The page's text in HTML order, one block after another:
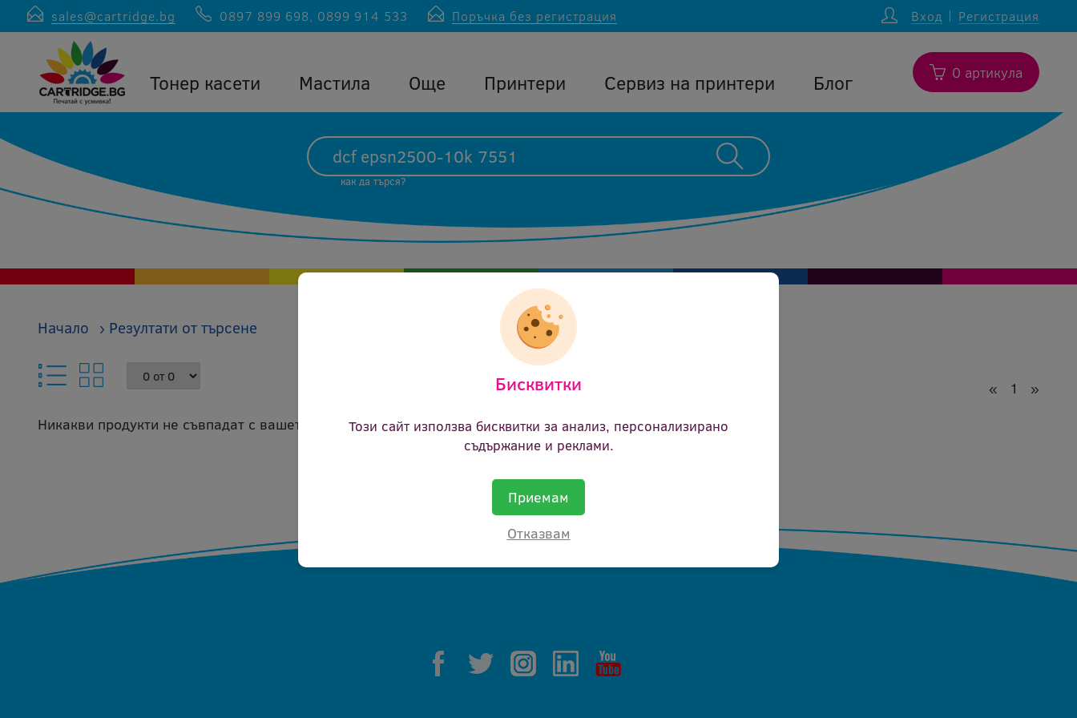
sales@cartridge.bg 0897 899 698, 0899 914 533 Поръчка без регистрация Вход Регистрация
Тонер касети Мастила Още Принтери Сервиз на принтери Блог 0 артикула
как да търся?
Начало › Резултати от търсене
« 1
»
Никакви продукти не съвпадат с вашето запитване.
Бисквитки
Този сайт използва бисквитки за анализ, персонализирано
съдържание и реклами.
Приемам
Отказвам